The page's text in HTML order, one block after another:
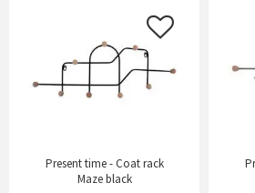
Present time - Coat rack
Maze black